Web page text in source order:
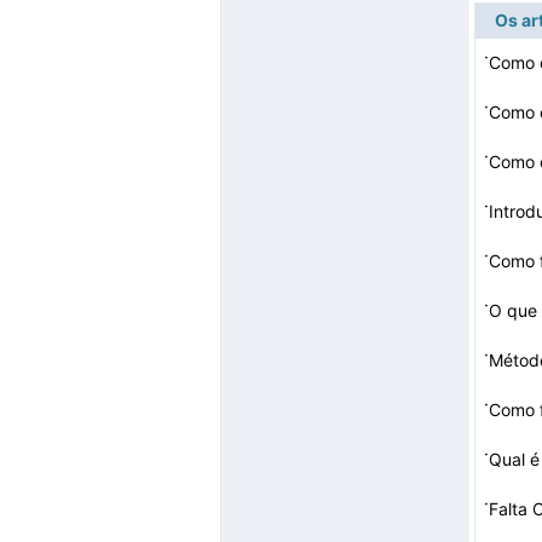
Os
·Como
·Como
·
·
·Como
·O que
·
·Como
·Qual
·Falta